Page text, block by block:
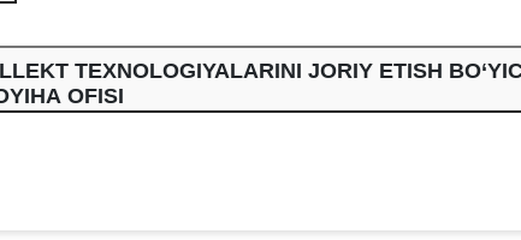
TEXNOLOGIYALARINI JORIY ETISH
OFISI